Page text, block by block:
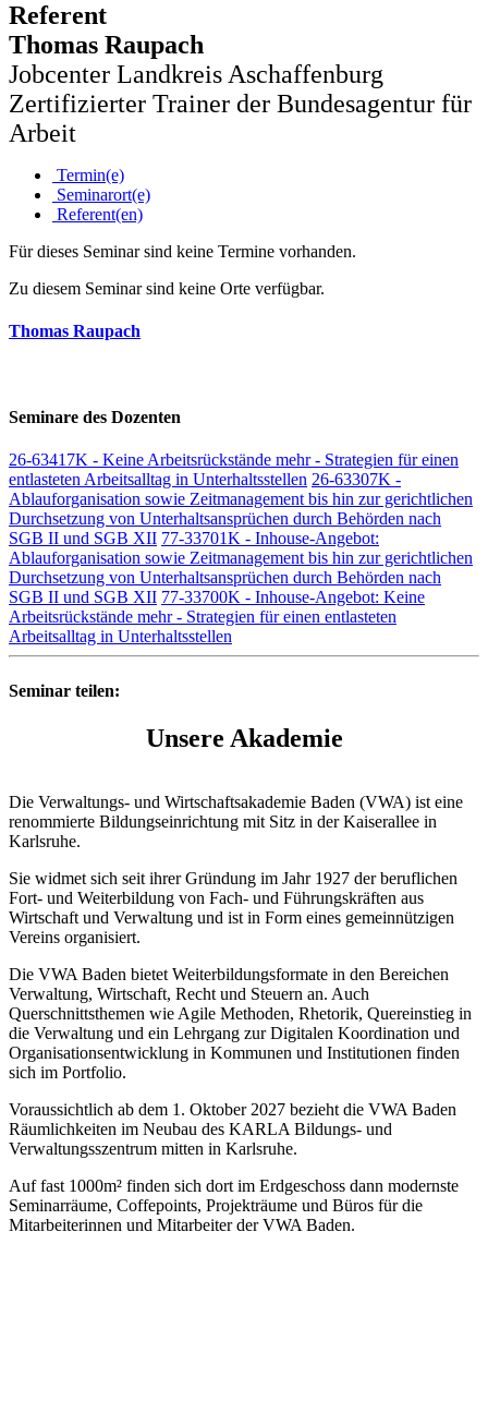
Referent
Thomas Raupach
Jobcenter Landkreis Aschaffenburg
Zertifizierter Trainer der Bundesagentur für
Arbeit
Termin(e)
Seminarort(e)
Referent(en)
Für dieses Seminar sind keine Termine vorhanden.
Zu diesem Seminar sind keine Orte verfügbar.
Thomas Raupach
Seminare des Dozenten
26-63417K - Keine Arbeitsrückstände mehr - Strategien für einen
entlasteten Arbeitsalltag in Unterhaltsstellen 26-63307K -
Ablauforganisation sowie Zeitmanagement bis hin zur gerichtlichen
Durchsetzung von Unterhaltsansprüchen durch Behörden nach
SGB II und SGB XII 77-33701K - Inhouse-Angebot:
Ablauforganisation sowie Zeitmanagement bis hin zur gerichtlichen
Durchsetzung von Unterhaltsansprüchen durch Behörden nach
SGB II und SGB XII 77-33700K - Inhouse-Angebot: Keine
Arbeitsrückstände mehr - Strategien für einen entlasteten
Arbeitsalltag in Unterhaltsstellen
Seminar teilen:
Unsere Akademie
Die Verwaltungs- und Wirtschaftsakademie Baden (VWA) ist eine
renommierte Bildungseinrichtung mit Sitz in der Kaiserallee in
Karlsruhe.
Sie widmet sich seit ihrer Gründung im Jahr 1927 der beruflichen
Fort- und Weiterbildung von Fach- und Führungskräften aus
Wirtschaft und Verwaltung und ist in Form eines gemeinnützigen
Vereins organisiert.
Die VWA Baden bietet Weiterbildungsformate in den Bereichen
Verwaltung, Wirtschaft, Recht und Steuern an. Auch
Querschnittsthemen wie Agile Methoden, Rhetorik, Quereinstieg in
die Verwaltung und ein Lehrgang zur Digitalen Koordination und
Organisationsentwicklung in Kommunen und Institutionen finden
sich im Portfolio.
Voraussichtlich ab dem 1. Oktober 2027 bezieht die VWA Baden
Räumlichkeiten im Neubau des KARLA Bildungs- und
Verwaltungsszentrum mitten in Karlsruhe.
Auf fast 1000m² finden sich dort im Erdgeschoss dann modernste
Seminarräume, Coffepoints, Projekträume und Büros für die
Mitarbeiterinnen und Mitarbeiter der VWA Baden.